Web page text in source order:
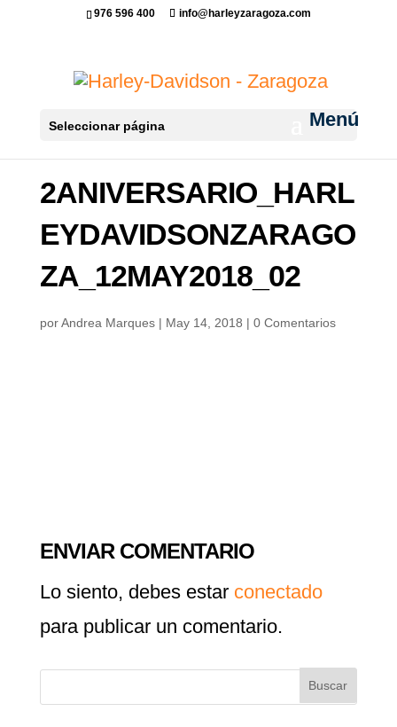
976 596 400 info@harleyzaragoza.com
Seleccionar página
2ANIVERSARIO_HARL
EYDAVIDSONZARAGO
ZA_12MAY2018_02
porAndrea Marques| May 14, 2018 | 0 Comentarios
ENVIAR COMENTARIO
Lo siento, debes estar conectado
para publicar un comentario.